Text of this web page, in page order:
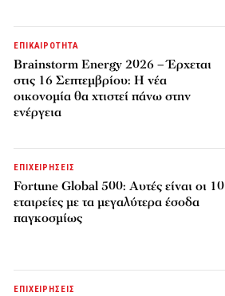
ΕΠΙΚΑΙΡΟΤΗΤΑ
Brainstorm Energy 2026 – Έρχεται
στις 16 Σεπτεμβρίου: Η νέα
οικονομία θα χτιστεί πάνω στην
ενέργεια
ΕΠΙΧΕΙΡΗΣΕΙΣ
Fortune Global 500: Αυτές είναι οι 10
εταιρείες με τα μεγαλύτερα έσοδα
παγκοσμίως
ΕΠΙΧΕΙΡΗΣΕΙΣ